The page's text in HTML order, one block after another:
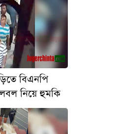
বিএনপি
নিয়ে হুমকি